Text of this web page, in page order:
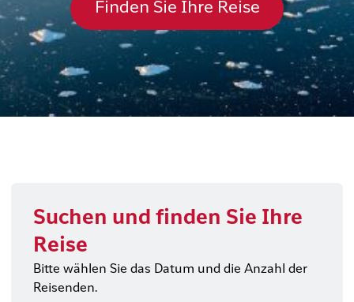
Finden Sie Ihre Reise
Suchen und finden Sie Ihre
Reise
Bitte wählen Sie das Datum und die Anzahl der
Reisenden.